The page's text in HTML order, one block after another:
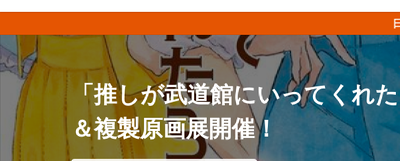
日本マンガ塾
「推しが武道館にいってくれ
＆複製原画展開催！